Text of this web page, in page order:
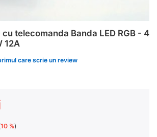
cu telecomanda Banda LED RGB - 4
12A
care scrie un review
10 %)